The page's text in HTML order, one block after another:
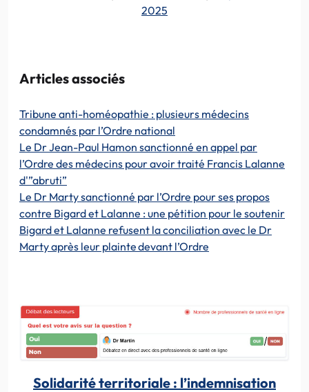
2025
Articles associés
Tribune anti-homéopathie : plusieurs médecins
condamnés par l’Ordre national
Le Dr Jean-Paul Hamon sanctionné en appel par
l’Ordre des médecins pour avoir traité Francis Lalanne
d'”abruti”
Le Dr Marty sanctionné par l’Ordre pour ses propos
contre Bigard et Lalanne : une pétition pour le soutenir
Bigard et Lalanne refusent la conciliation avec le Dr
Marty après leur plainte devant l’Ordre
Solidarité territoriale : l’indemnisation